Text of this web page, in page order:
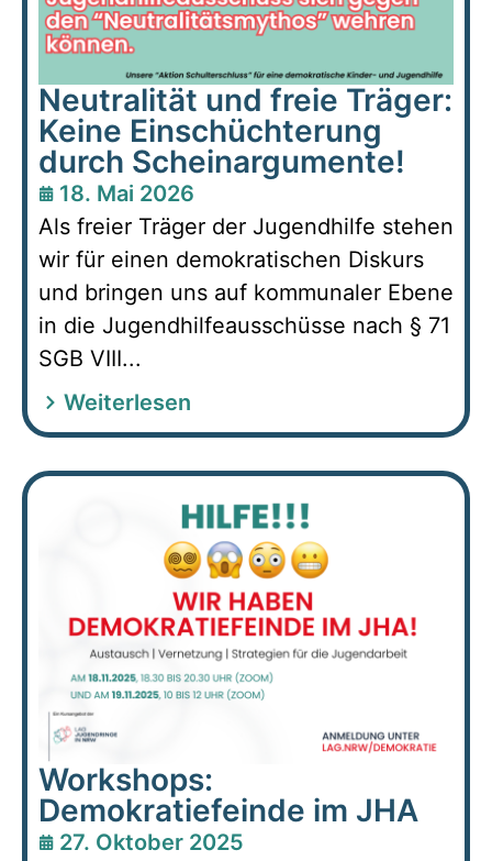
Neutralität und freie Träger:
Keine Einschüchterung
durch Scheinargumente!
18. Mai 2026
Als freier Träger der Jugendhilfe stehen
wir für einen demokratischen Diskurs
und bringen uns auf kommunaler Ebene
in die Jugendhilfeausschüsse nach § 71
SGB VIII...
Weiterlesen
Workshops:
Demokratiefeinde im JHA
27. Oktober 2025